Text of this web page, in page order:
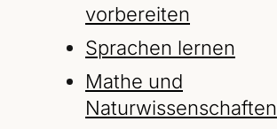
vorbereiten
Sprachen lernen
Mathe und
Naturwissenschaften